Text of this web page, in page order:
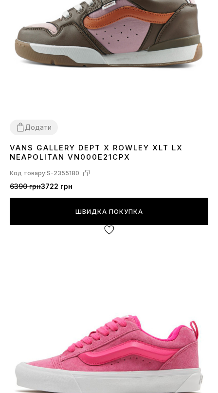
Додати
3637 383940
VANS GALLERY DEPT X ROWLEY XLT LX
NEAPOLITAN VN000E21CPX
Код товару:S-2355180
6390 грн3722 грн
ШВИДКА ПОКУПКА